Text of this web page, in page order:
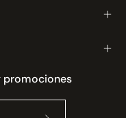
promociones